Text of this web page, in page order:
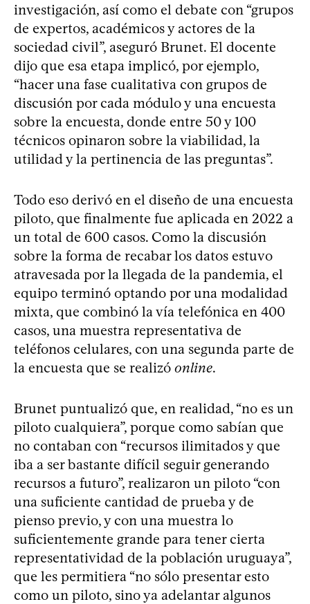
investigación, así como el debate con “grupos
de expertos, académicos y actores de la
sociedad civil”, aseguró Brunet. El docente
dijo que esa etapa implicó, por ejemplo,
“hacer una fase cualitativa con grupos de
discusión por cada módulo y una encuesta
sobre la encuesta, donde entre 50 y 100
técnicos opinaron sobre la viabilidad, la
utilidad y la pertinencia de las preguntas”.
Todo eso derivó en el diseño de una encuesta
piloto, que finalmente fue aplicada en 2022 a
un total de 600 casos. Como la discusión
sobre la forma de recabar los datos estuvo
atravesada por la llegada de la pandemia, el
equipo terminó optando por una modalidad
mixta, que combinó la vía telefónica en 400
casos, una muestra representativa de
teléfonos celulares, con una segunda parte de
la encuesta que se realizó online.
Brunet puntualizó que, en realidad, “no es un
piloto cualquiera”, porque como sabían que
no contaban con “recursos ilimitados y que
iba a ser bastante difícil seguir generando
recursos a futuro”, realizaron un piloto “con
una suficiente cantidad de prueba y de
pienso previo, y con una muestra lo
suficientemente grande para tener cierta
representatividad de la población uruguaya”,
que les permitiera “no sólo presentar esto
como un piloto, sino ya adelantar algunos